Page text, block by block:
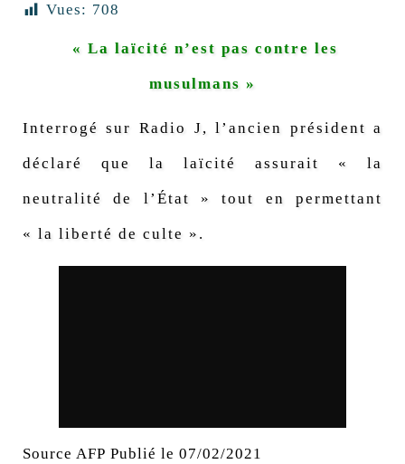
Vues: 708
« La laïcité n’est pas contre les
musulmans »
Interrogé sur Radio J, l’ancien président a
déclaré que la laïcité assurait « la
neutralité de l’État » tout en permettant
« la liberté de culte ».
Source AFP Publié le 07/02/2021